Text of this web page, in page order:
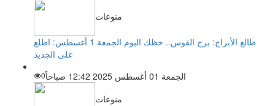
منوعات
طالع الأبراج: برج القوس.. حظك اليوم الجمعة 1 أغسطس: اطلع
على الجديد
الجمعة 01 أغسطس 2025 12:42 صباحاً
0
منوعات